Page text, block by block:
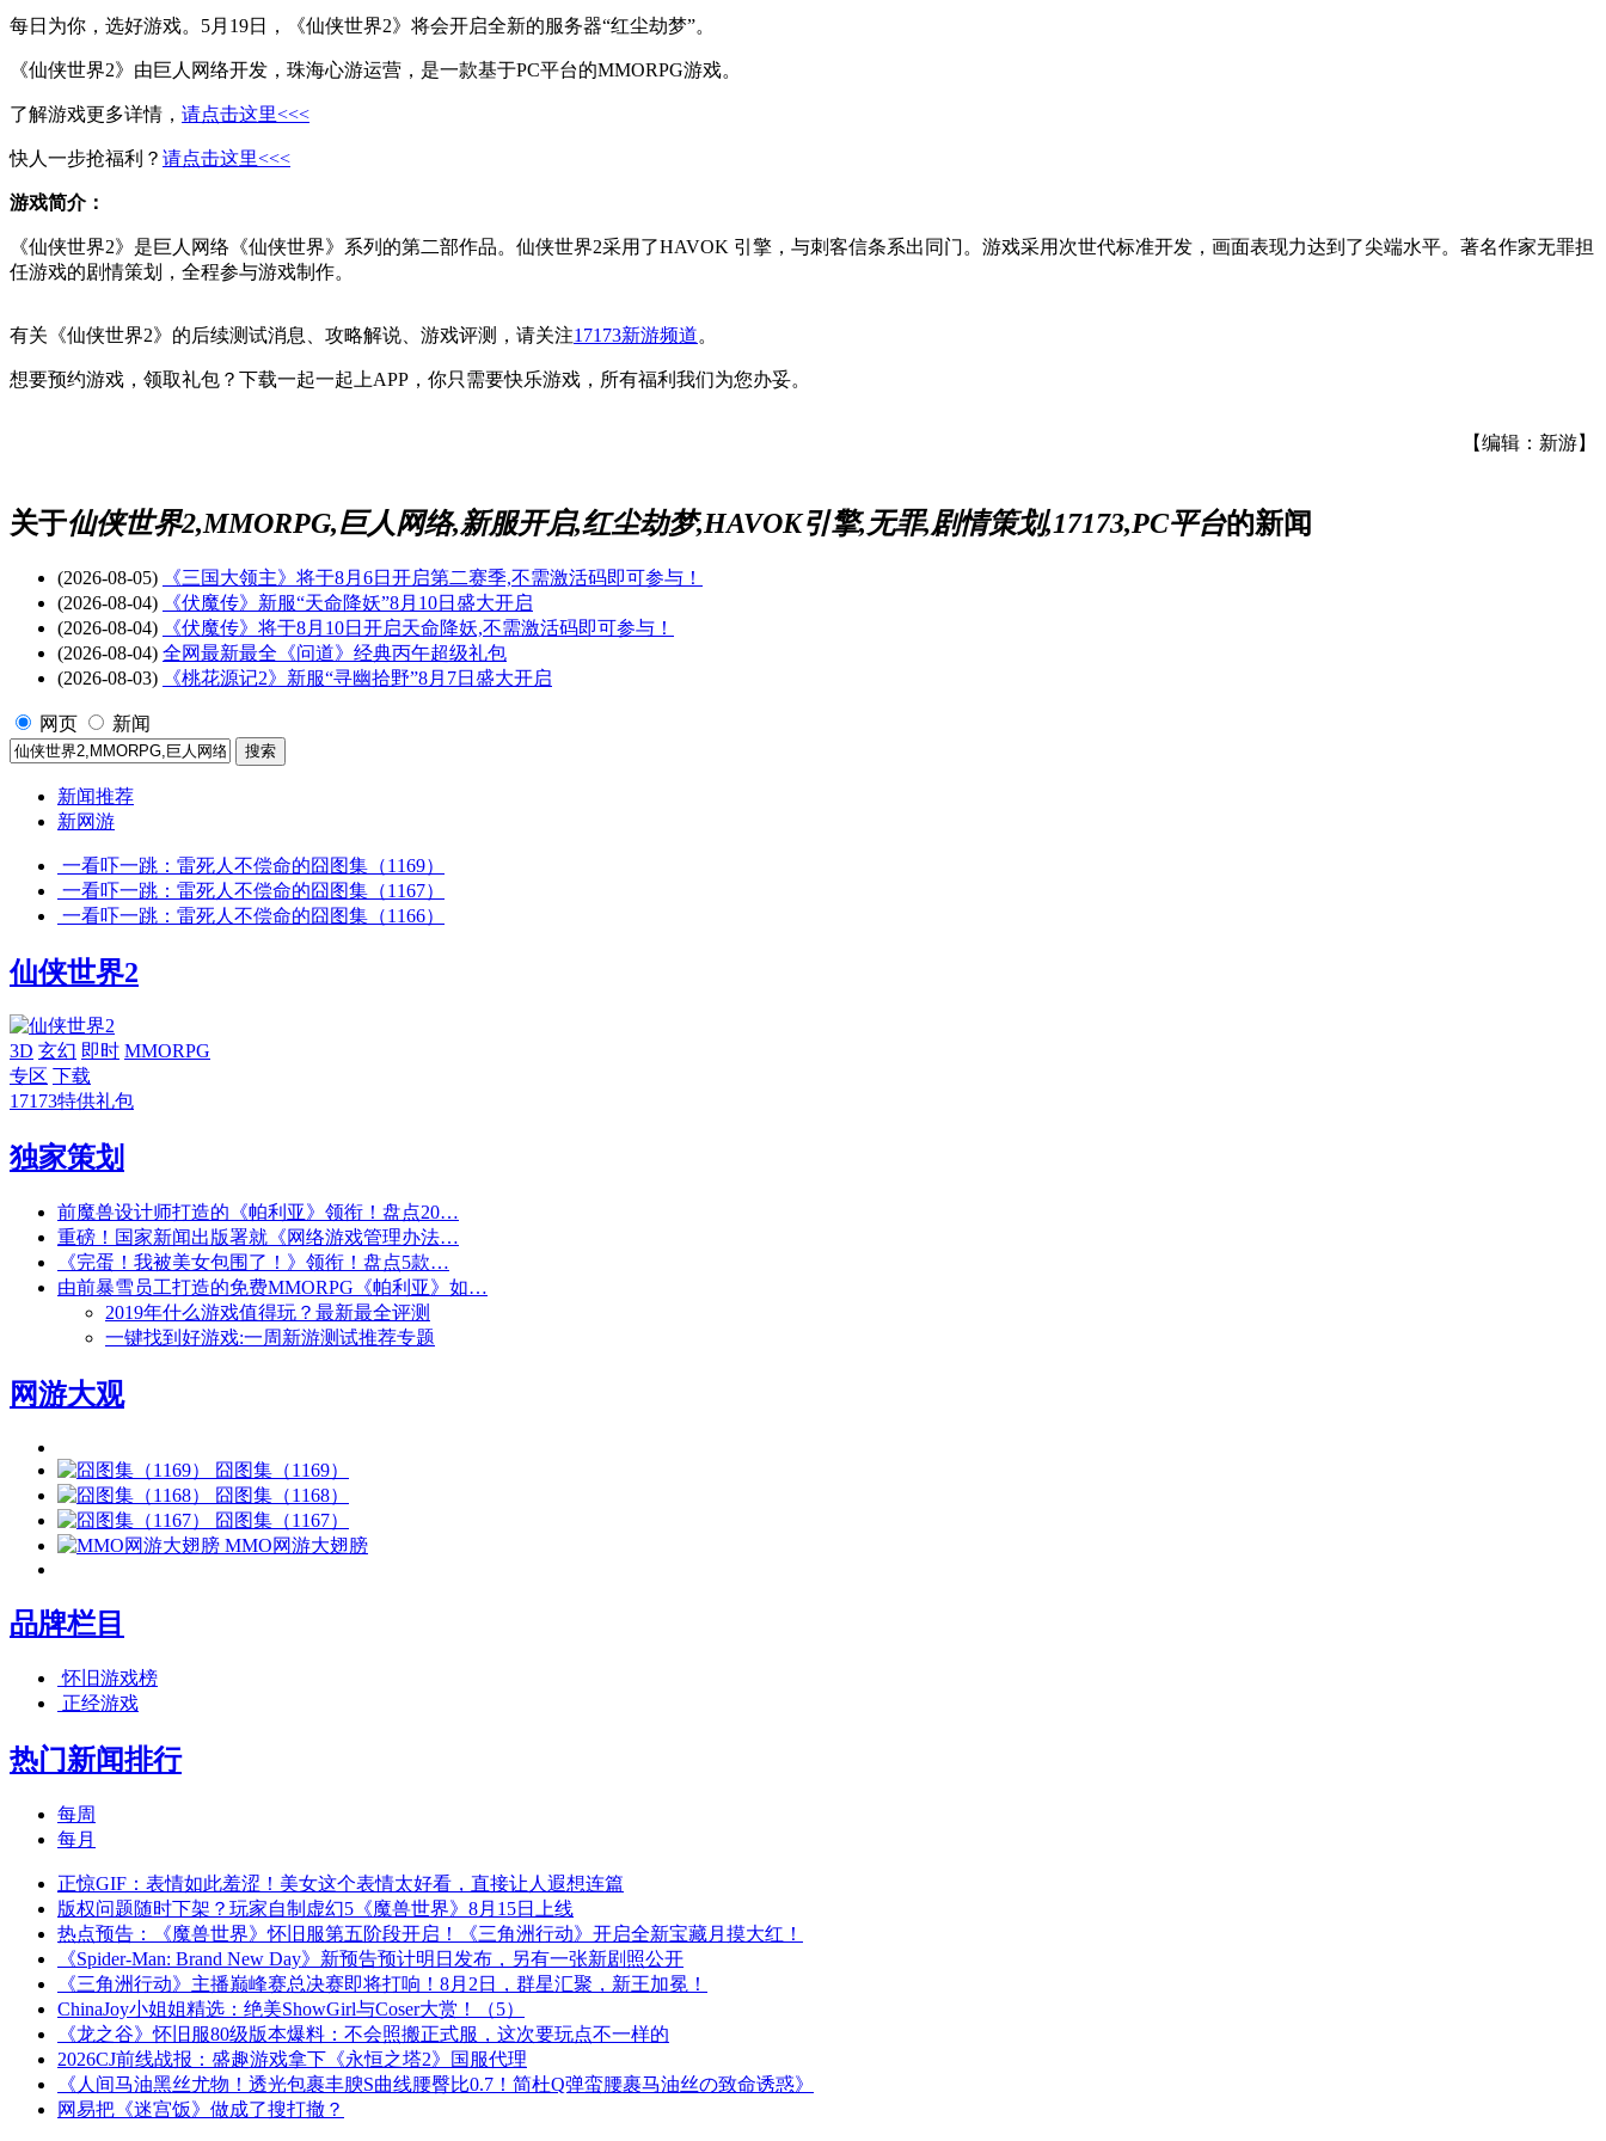
每日为你，选好游戏。5月19日，《仙侠世界2》将会开启全新的服务器“红尘劫梦”。
《仙侠世界2》由巨人网络开发，珠海心游运营，是一款基于PC平台的MMORPG游戏。
了解游戏更多详情， 请点击这里<<<
快人一步抢福利？ 请点击这里<<<
游戏简介：
《仙侠世界2》是巨人网络《仙侠世界》系列的第二部作品。仙侠世界2采用了HAVOK 引擎，与刺客信条系出同门。游戏采用次世代标准开发，画面表现力达到了尖端水平。著名作家无罪担
任游戏的剧情策划，全程参与游戏制作。
有关 《仙侠世界2》 的后续测试消息、攻略解说、游戏评测，请关注17173新游频道。
想要预约游戏，领取礼包？下载一起一起上APP，你只需要快乐游戏，所有福利我们为您办妥。
【编辑：新游】
关于仙侠世界2,MMORPG,巨人网络,新服开启,红尘劫梦,HAVOK引擎,无罪,剧情策划,17173,PC平台的新闻
(2026-08-05)
《三国大领主》将于8月6日开启第二赛季,不需激活码即可参与！
(2026-08-04)
《伏魔传》新服“天命降妖”8月10日盛大开启
(2026-08-04)
《伏魔传》将于8月10日开启天命降妖,不需激活码即可参与！
(2026-08-04) 全网最新最全《问道》经典丙午超级礼包
(2026-08-03)
《桃花源记2》新服“寻幽拾野”8月7日盛大开启
网页 新闻
新闻推荐
新网游
一看吓一跳：雷死人不偿命的囧图集（1169）
一看吓一跳：雷死人不偿命的囧图集（1167）
一看吓一跳：雷死人不偿命的囧图集（1166）
仙侠世界2
3D 玄幻 即时 MMORPG
专区 下载
17173特供礼包
独家策划
前魔兽设计师打造的《帕利亚》领衔！盘点20…
重磅！国家新闻出版署就《网络游戏管理办法…
《完蛋！我被美女包围了！》领衔！盘点5款…
由前暴雪员工打造的免费MMORPG《帕利亚》如…
2019年什么游戏值得玩？最新最全评测
一键找到好游戏:一周新游测试推荐专题
网游大观
囧图集（1169）
囧图集（1168）
囧图集（1167）
MMO网游大翅膀
品牌栏目
怀旧游戏榜
正经游戏
热门新闻排行
每周
每月
正惊GIF：表情如此羞涩！美女这个表情太好看，直接让人遐想连篇
版权问题随时下架？玩家自制虚幻5《魔兽世界》8月15日上线
热点预告：《魔兽世界》怀旧服第五阶段开启！《三角洲行动》开启全新宝藏月摸大红！
《Spider-Man: Brand New Day》新预告预计明日发布，另有一张新剧照公开
《三角洲行动》主播巅峰赛总决赛即将打响！8月2日，群星汇聚，新王加冕！
ChinaJoy小姐姐精选：绝美ShowGirl与Coser大赏！（5）
《龙之谷》怀旧服80级版本爆料：不会照搬正式服，这次要玩点不一样的
2026CJ前线战报：盛趣游戏拿下《永恒之塔2》国服代理
《人间马油黑丝尤物！透光包裹丰腴S曲线腰臀比0.7！简杜Q弹蛮腰裹马油丝の致命诱惑》
网易把《迷宫饭》做成了搜打撤？